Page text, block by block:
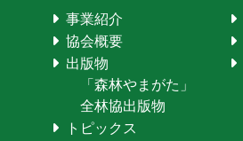
事業紹介
協会概要
出版物
「森林やまがた」
全林協出版物
トピックス